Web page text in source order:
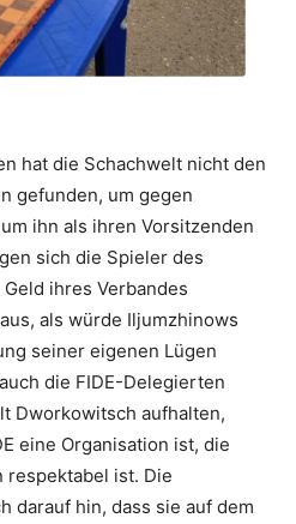
hat die Schachwelt nicht den
gefunden, um gegen
ihn als ihren Vorsitzenden
sich die Spieler des
ihres Verbandes
als würde Iljumzhinows
seiner eigenen Lügen
die FIDE-Delegierten
Dworkowitsch aufhalten,
eine Organisation ist, die
respektabel ist. Die
darauf hin, dass sie auf dem